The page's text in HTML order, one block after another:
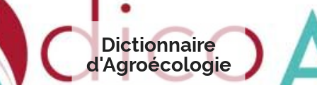
Dictionnaire
d'Agroécologie